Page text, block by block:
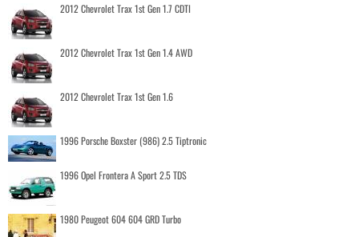
2012 Chevrolet Trax 1st Gen 1.7 CDTI
2012 Chevrolet Trax 1st Gen 1.4 AWD
2012 Chevrolet Trax 1st Gen 1.6
1996 Porsche Boxster (986) 2.5 Tiptronic
1996 Opel Frontera A Sport 2.5 TDS
1980 Peugeot 604 604 GRD Turbo